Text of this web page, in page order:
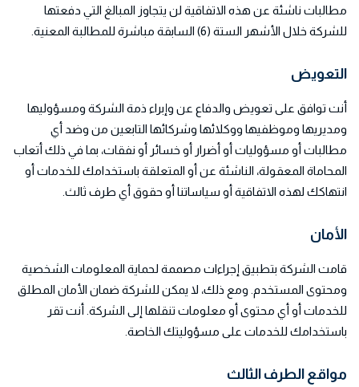
مطالبات ناشئة عن هذه الاتفاقية لن يتجاوز المبالغ التي دفعتها
للشركة خلال الأشهر الستة (6) السابقة مباشرة للمطالبة المعنية.
التعويض
أنت توافق على تعويض والدفاع عن وإبراء ذمة الشركة ومسؤوليها
ومديريها وموظفيها ووكلائها وشركائها التابعين من وضد أي
مطالبات أو مسؤوليات أو أضرار أو خسائر أو نفقات، بما في ذلك أتعاب
المحاماة المعقولة، الناشئة عن أو المتعلقة باستخدامك للخدمات أو
انتهاكك لهذه الاتفاقية أو سياساتنا أو حقوق أي طرف ثالث.
الأمان
قامت الشركة بتطبيق إجراءات مصممة لحماية المعلومات الشخصية
ومحتوى المستخدم. ومع ذلك، لا يمكن للشركة ضمان الأمان المطلق
للخدمات أو أي محتوى أو معلومات تنقلها إلى الشركة. أنت تقر
باستخدامك للخدمات على مسؤوليتك الخاصة.
مواقع الطرف الثالث